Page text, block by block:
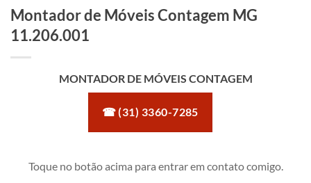
Montador de Móveis Contagem MG
11.206.001
MONTADOR DE MÓVEIS CONTAGEM
☎ (31) 3360-7285
Toque no botão acima para entrar em contato comigo.